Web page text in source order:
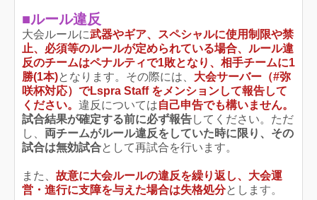
■ルール違反
大会ルールに武器やギア、スペシャルに使用制限や禁
止、必須等のルールが定められている場合、ルール違
反のチームはペナルティで1敗となり、相手チームに1
勝(1本)となります。その際には、 大会サーバー（#弥
咲杯対応）でLspra Staff をメンションして報告して
ください。 違反については自己申告でも構いません。
試合結果が確定する前に必ず報告してください。ただ
し、 両チームがルール違反をしていた時に限り、その
試合は無効試合として再試合を行います。
また、 故意に大会ルールの違反を繰り返し、大会運
営・進行に支障を与えた場合は失格処分としま す。